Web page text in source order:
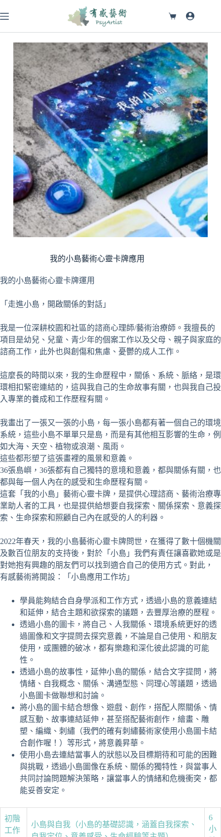
我的小島藝術心靈卡牌應用
我的小島藝術心靈卡牌運用
「走進小島，開啟關係的對話」
我是一位深耕校園和社區的諮商心理師/藝術治療師。我擅長的
項目是幼兒、兒童、青少年的個案工作以及父母、親子與家庭的
諮商工作，此外也與創傷和焦慮、憂鬱的成人工作。
這麼長的時間以來，我的生命歷程中，關係、系統、脈絡，是環
環相扣緊密連結的，這與我自己的生命故事有關，也與我自己投
入專業的養成和工作歷程有關。
我畫出了一張又一張的小島，每一張小島都有著一個自己的環境
系統，這些小島不單單只是島，而是有其他相互影響的生命，例
如大海、天空、植物或浪潮、風雨。
這些都形塑了這張畫裡的風景和意義。
36張島嶼，36張都有自己獨特的意境和意義，都與關係有關，也
都與每一個人內在的感受和生命歷程有關。
這套「我的小島」藝術心靈卡牌，是提供心理諮商、藝術治療專
業助人者的工具，也是提供給想要自我探索、關係探索、意義探
索、生命探索和照顧自己內在感受的人的利器。
2022年春天，我的小島藝術心靈卡牌問世，在獲得了數十個機關
及數百位朋友的支持後，對於「小島」我們有責任讓喜歡她或是
對她抱有興趣的朋友們可以找到適合自己的使用方式。對此，
有感藝術將開設：「小島應用工作坊」
學員能夠結合自身學派和工作方式，透過小島的意義連結
和延伸，結合主題和欲探索的議題，去豐厚治療的歷程。
透過小島的圖卡，將自己、人我關係、環境系統更好的透
過圖像和文字提問去探究意義，不論是自己使用、和朋友
使用，或團體的破冰，都有樂趣和深化彼此認識的可能
性。
透過小島的故事性，延伸小島的關係，結合文字提問，將
情緒、自我概念、關係、溝通型態、同理心等議題，透過
小島圖卡做聯想和討論。
將小島的圖卡結合想像、遊戲、創作，搭配人際關係、情
感互動、故事連結延伸，甚至搭配藝術創作，繪畫、雕
塑、編織、刺繡（我們的確有刺繡藝術家使用小島圖卡結
合創作喔！）等形式，將意義昇華。
使用小島去連結當事人的狀態以及目標期待和可能的困難
與挑戰，透過小島圖像在系統、關係的獨特性，與當事人
共同討論問題解決策略，讓當事人的情緒和危機衝突，都
能妥善安定。
初階
工作
小島與自我（小島的基礎認識，涵蓋自我探索、
6
小